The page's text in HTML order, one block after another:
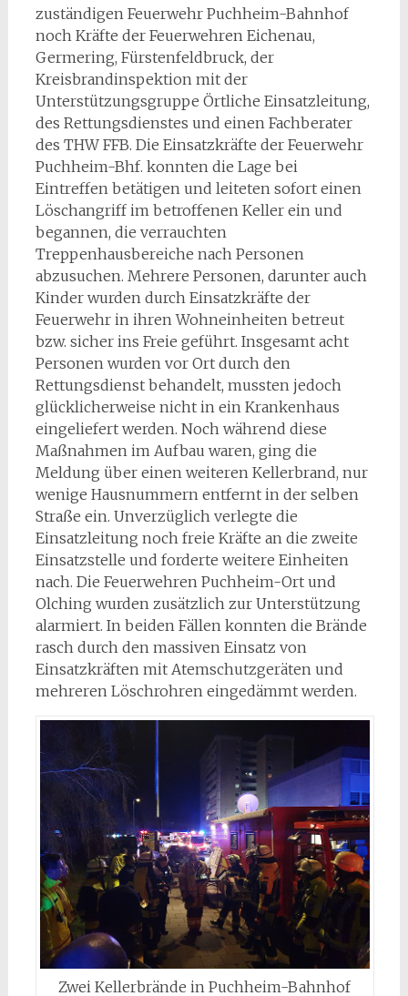
zuständigen Feuerwehr Puchheim-Bahnhof
noch Kräfte der Feuerwehren Eichenau,
Germering, Fürstenfeldbruck, der
Kreisbrandinspektion mit der
Unterstützungsgruppe Örtliche Einsatzleitung,
des Rettungsdienstes und einen Fachberater
des THW FFB. Die Einsatzkräfte der Feuerwehr
Puchheim-Bhf. konnten die Lage bei
Eintreffen betätigen und leiteten sofort einen
Löschangriff im betroffenen Keller ein und
begannen, die verrauchten
Treppenhausbereiche nach Personen
abzusuchen. Mehrere Personen, darunter auch
Kinder wurden durch Einsatzkräfte der
Feuerwehr in ihren Wohneinheiten betreut
bzw. sicher ins Freie geführt. Insgesamt acht
Personen wurden vor Ort durch den
Rettungsdienst behandelt, mussten jedoch
glücklicherweise nicht in ein Krankenhaus
eingeliefert werden. Noch während diese
Maßnahmen im Aufbau waren, ging die
Meldung über einen weiteren Kellerbrand, nur
wenige Hausnummern entfernt in der selben
Straße ein. Unverzüglich verlegte die
Einsatzleitung noch freie Kräfte an die zweite
Einsatzstelle und forderte weitere Einheiten
nach. Die Feuerwehren Puchheim-Ort und
Olching wurden zusätzlich zur Unterstützung
alarmiert. In beiden Fällen konnten die Brände
rasch durch den massiven Einsatz von
Einsatzkräften mit Atemschutzgeräten und
mehreren Löschrohren eingedämmt werden.
Zwei Kellerbrände in Puchheim-Bahnhof